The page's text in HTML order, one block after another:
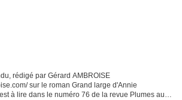
rédigé par Gérard AMBROISE
sur le roman Grand large d'Annie
à lire dans le numéro 76 de la revue Plumes au